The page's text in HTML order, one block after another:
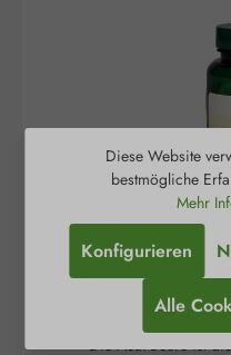
Acai
Die Acai-Beere ist
Diese Website
bestmögliche
Mehr
Konfigurieren
Alle